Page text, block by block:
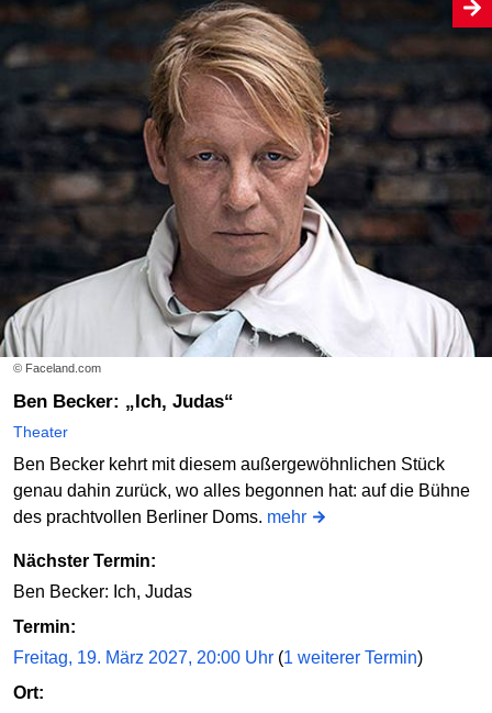
© Faceland.com
Ben Becker: „Ich, Judas“
Theater
Ben Becker kehrt mit diesem außergewöhnlichen Stück
genau dahin zurück, wo alles begonnen hat: auf die Bühne
des prachtvollen Berliner Doms. mehr
Nächster Termin:
Ben Becker: Ich, Judas
Termin:
Freitag, 19. März 2027, 20:00 Uhr (1 weiterer Termin)
Ort: